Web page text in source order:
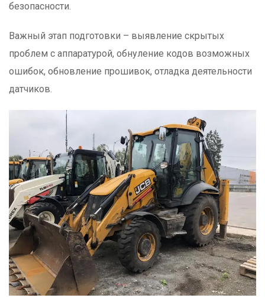
безопасности.
Важный этап подготовки – выявление скрытых
проблем с аппаратурой, обнуление кодов возможных
ошибок, обновление прошивок, отладка деятельности
датчиков.